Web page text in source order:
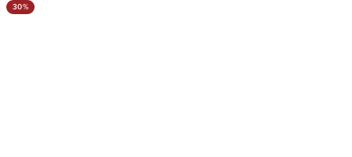
30%